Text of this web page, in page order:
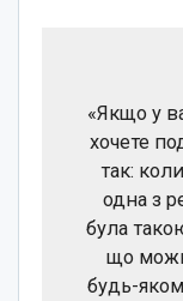
«Якщо у
хочете
так:
одна з
була
що
будь-